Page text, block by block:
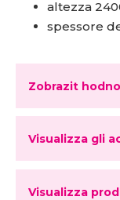
altezza
spessore
Zobrazit
Visualizza gli
Visualizza